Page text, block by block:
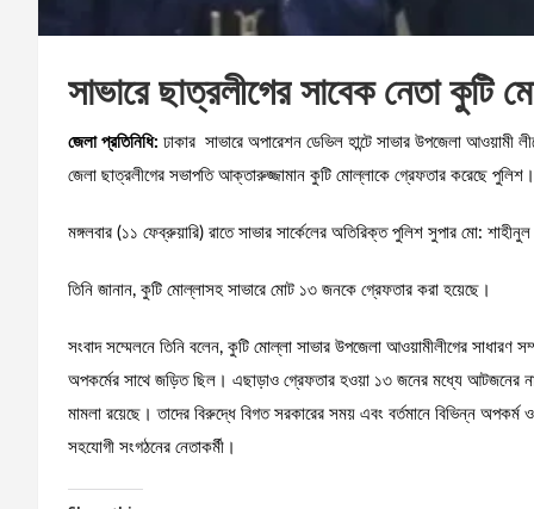
সাভারে ছাত্রলীগের সাবেক নেতা কুটি
জেলা প্রতিনিধি: ঢাকার সাভারে অপারেশন ডেভিল হান্টে সাভার উপজেলা আওয়ামী
জেলা ছাত্রলীগের সভাপতি আক্তারুজ্জামান কুটি মোল্লাকে গ্রেফতার করেছে পুলিশ।
মঙ্গলবার (১১ ফেব্রুয়ারি) রাতে সাভার সার্কেলের অতিরিক্ত পুলিশ সুপার মো:
তিনি জানান, কুটি মোল্লাসহ সাভারে মোট ১৩ জনকে গ্রেফতার করা হয়েছে।
সংবাদ সম্মেলনে তিনি বলেন, কুটি মোল্লা সাভার উপজেলা আওয়ামীলীগের
অপকর্মের সাথে জড়িত ছিল। এছাড়াও গ্রেফতার হওয়া ১৩ জনের মধ্যে আটজনের
মামলা রয়েছে। তাদের বিরুদ্ধে বিগত সরকারের সময় এবং বর্তমানে বিভিন্ন
সহযোগী সংগঠনের নেতাকর্মী।